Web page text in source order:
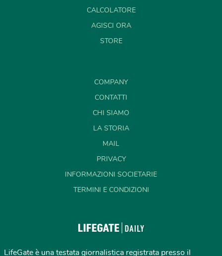
CALCOLATORE
AGISCI ORA
STORE
COMPANY
CONTATTI
CHI SIAMO
LA STORIA
MAIL
PRIVACY
INFORMAZIONI SOCIETARIE
TERMINI E CONDIZIONI
LifeGate è una testata giornalistica registrata presso il